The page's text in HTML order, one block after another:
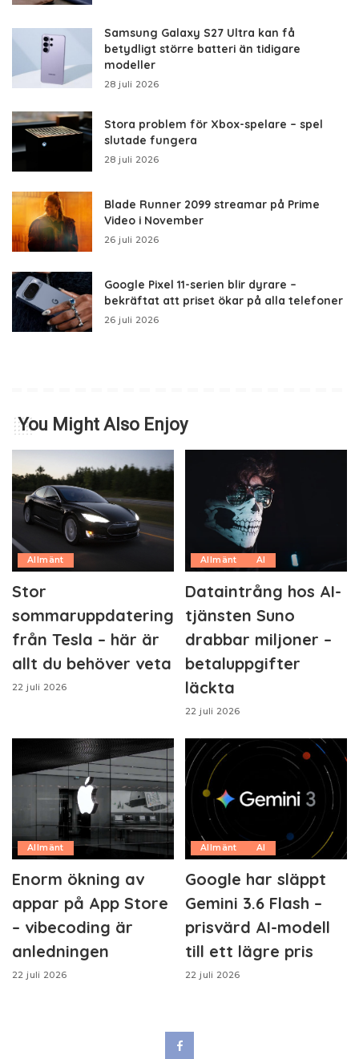
Samsung Galaxy S27 Ultra kan få
betydligt större batteri än tidigare
modeller
28 juli 2026
Stora problem för Xbox-spelare – spel
slutade fungera
28 juli 2026
Blade Runner 2099 streamar på Prime
Video i November
26 juli 2026
Google Pixel 11-serien blir dyrare –
bekräftat att priset ökar på alla telefoner
26 juli 2026
You Might Also Enjoy
Allmänt
Stor
sommaruppdatering
från Tesla – här är
allt du behöver veta
22 juli 2026
Allmänt AI
Dataintrång hos AI-
tjänsten Suno
drabbar miljoner –
betaluppgifter
läckta
22 juli 2026
Allmänt
Enorm ökning av
appar på App Store
– vibecoding är
anledningen
22 juli 2026
Allmänt AI
Google har släppt
Gemini 3.6 Flash –
prisvärd AI-modell
till ett lägre pris
22 juli 2026